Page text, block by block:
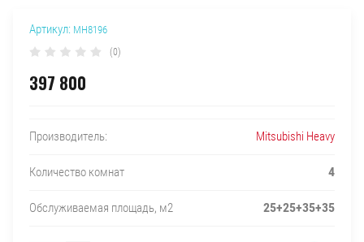
Артикул: MH8196
(0)
397 800
Производитель: Mitsubishi Heavy
Количество комнат 4
Обслуживаемая площадь, м2 25+25+35+35